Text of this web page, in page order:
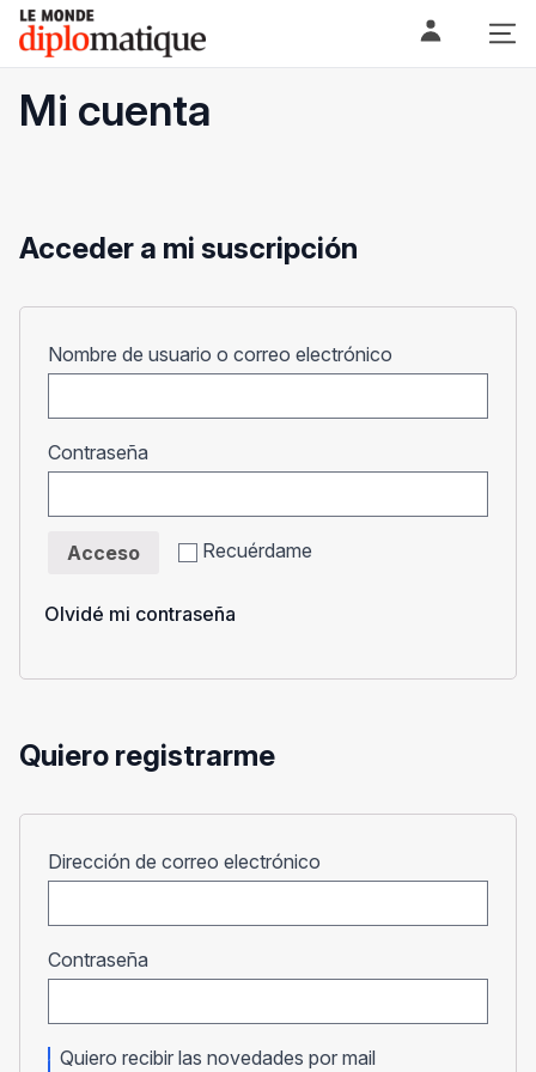
Skip
content
Le monde diplomatique
Mi cuenta
Acceder a mi suscripción
Nombre de usuario o correo electrónico
Contraseña
Recuérdame
Acceso
Olvidé mi contraseña
Quiero registrarme
Dirección de correo electrónico
Contraseña
Quiero recibir las novedades por mail